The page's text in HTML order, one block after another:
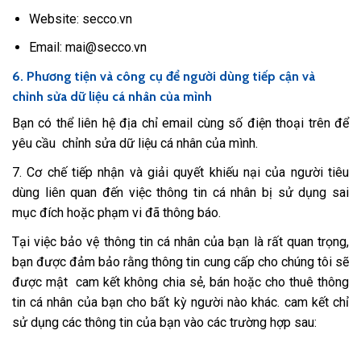
Website: secco.vn
Email: mai@secco.vn
6. Phương tiện và công cụ để người dùng tiếp cận và
chỉnh sửa dữ liệu cá nhân của mình
Bạn có thể liên hệ địa chỉ email cùng số điện thoại trên để
yêu cầu chỉnh sửa dữ liệu cá nhân của mình.
7. Cơ chế tiếp nhận và giải quyết khiếu nại của người tiêu
dùng liên quan đến việc thông tin cá nhân bị sử dụng sai
mục đích hoặc phạm vi đã thông báo.
Tại việc bảo vệ thông tin cá nhân của bạn là rất quan trọng,
bạn được đảm bảo rằng thông tin cung cấp cho chúng tôi sẽ
được mật cam kết không chia sẻ, bán hoặc cho thuê thông
tin cá nhân của bạn cho bất kỳ người nào khác. cam kết chỉ
sử dụng các thông tin của bạn vào các trường hợp sau: